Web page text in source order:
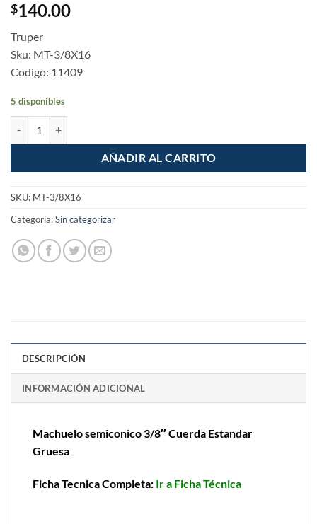
$140.00
Truper
Sku: MT-3/8X16
Codigo: 11409
5 disponibles
AÑADIR AL CARRITO
SKU: MT-3/8X16
Categoría:Sin categorizar
DESCRIPCIÓN
INFORMACIÓN ADICIONAL
Machuelo semiconico 3/8″ Cuerda Estandar
Gruesa
Ficha Tecnica Completa: Ir a Ficha Técnica